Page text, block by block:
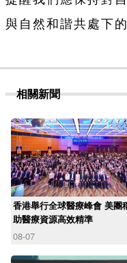
與自然和諧共處下
相關新聞
香港舉行全球醫療峰會 美團
助醫療資源高效精準
08-07